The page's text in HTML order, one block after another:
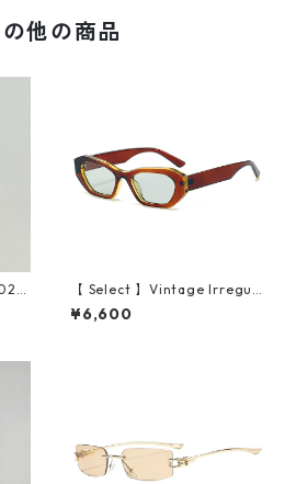
他の商品
/
【 Select 】Vintage Irregula
r Cat Eye Sunglasses (Brow
n/Lt Green)
¥6,600